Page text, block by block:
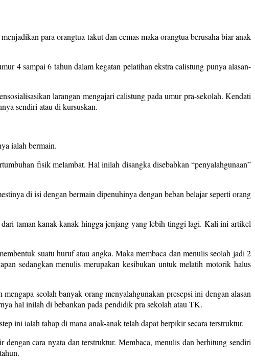
para orangtua takut dan cemas maka orangtua berusaha biar anak
4 sampai 6 tahun dalam kegatan pelatihan ekstra calistung punya alasan-
larangan mengajari calistung pada umur pra-sekolah. Kendati
sendiri atau di kursuskan.
ialah bermain.
fisik melambat. Hal inilah disangka disebabkan “penyalahgunaan”
di isi dengan bermain dipenuhinya dengan beban belajar seperti orang
taman kanak-kanak hingga jenjang yang lebih tinggi lagi. Kali ini artikel
suatu huruf atau angka. Maka membaca dan menulis seolah jadi 2
sedangkan menulis merupakan kesibukan untuk melatih motorik halus
seolah banyak orang menyalahgunakan presepsi ini dengan alasan
hal inilah di bebankan pada pendidik pra sekolah atau TK.
ini ialah tahap di mana anak-anak telah dapat berpikir secara terstruktur.
cara nyata dan terstruktur. Membaca, menulis dan berhitung sendiri